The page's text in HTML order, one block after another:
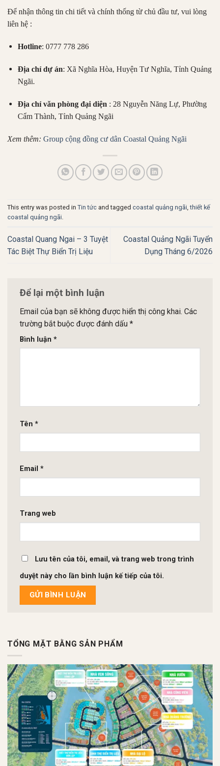
Để nhận thông tin chi tiết và chính thống từ chủ đầu tư, vui lòng
liên hệ :
Hotline: 0777 778 286
Địa chỉ dự án: Xã Nghĩa Hòa, Huyện Tư Nghĩa, Tỉnh Quảng
Ngãi.
Địa chỉ văn phòng đại diện : 28 Nguyễn Năng Lự, Phường
Cẩm Thành, Tỉnh Quảng Ngãi
Xem thêm: Group cộng đồng cư dân Coastal Quảng Ngãi
This entry was posted in Tin tức and tagged coastal quảng ngãi,thiết kế
coastal quảng ngãi.
Coastal Quang Ngai – 3 Tuyệt
Tác Biệt Thự Biển Trị Liệu
Coastal Quảng Ngãi Tuyển
Dụng Tháng 6/2026
Để lại một bình luận
Email của bạn sẽ không được hiển thị công khai. Các
trường bắt buộc được đánh dấu *
Bình luận *
Tên *
Email *
Trang web
Lưu tên của tôi, email, và trang web trong trình
duyệt này cho lần bình luận kế tiếp của tôi.
TỔNG MẶT BẰNG SẢN PHẨM